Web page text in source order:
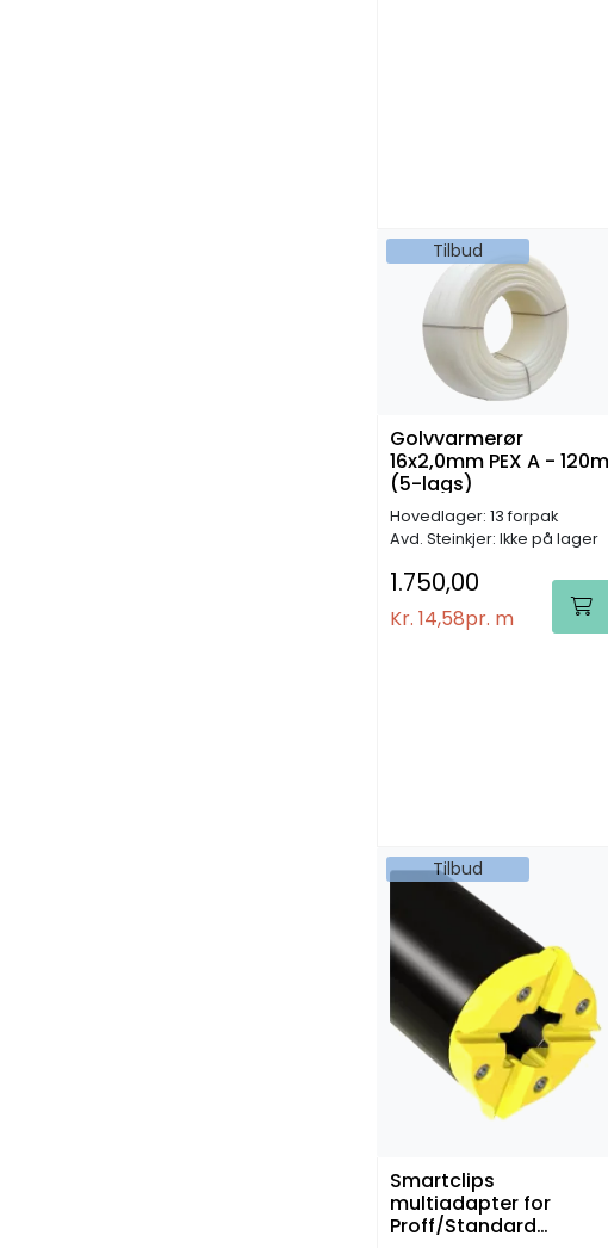
Tilbud
Golvvarmerør
16x2,0mm PEX A - 120m
(5-lags)
Hovedlager: 13 forpak
Avd. Steinkjer: Ikke på lager
1.750,00
Kr. 14,58pr. m
Tilbud
Smartclips
multiadapter for
Proff/Standard